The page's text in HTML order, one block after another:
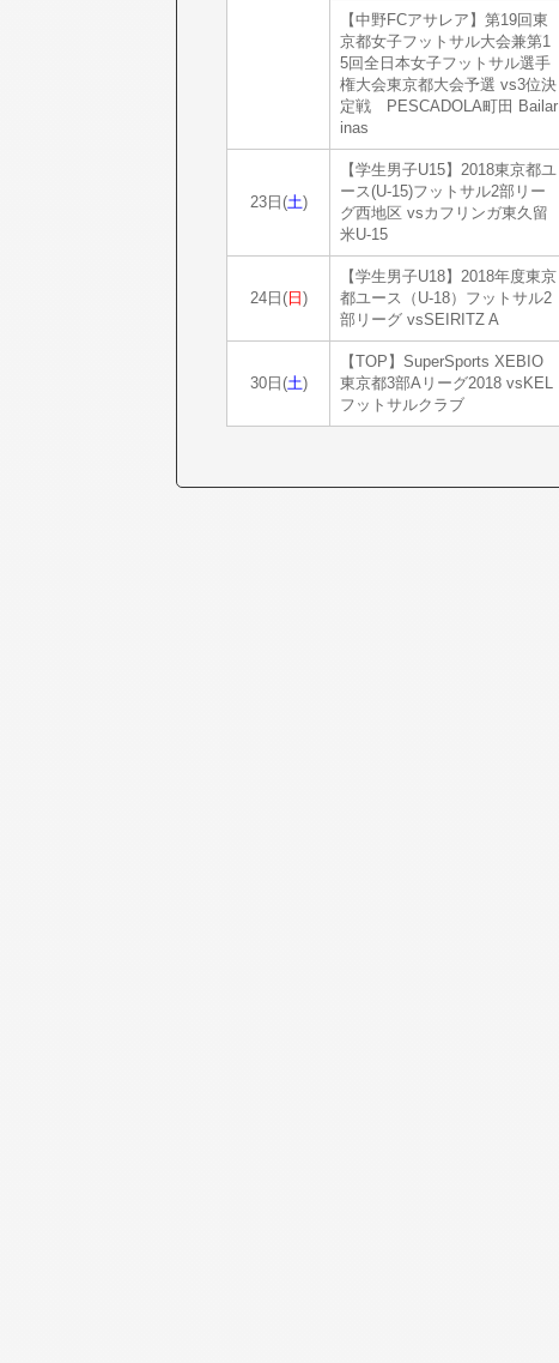
【中野FCアサレア】第19回東
京都女子フットサル大会兼第1
5回全日本女子フットサル選手
権大会東京都大会予選 vs3位決
定戦 PESCADOLA町田 Bailar
inas
23日(土)
【学生男子U15】2018東京都ユ
ース(U-15)フットサル2部リー
グ西地区 vsカフリンガ東久留
米U-15
24日(日 )
【学生男子U18】2018年度東京
都ユース（U-18）フットサル2
部リーグ vsSEIRITZ A
30日(土)
【TOP】SuperSports XEBIO
東京都3部Aリーグ2018 vsKEL
フットサルクラブ